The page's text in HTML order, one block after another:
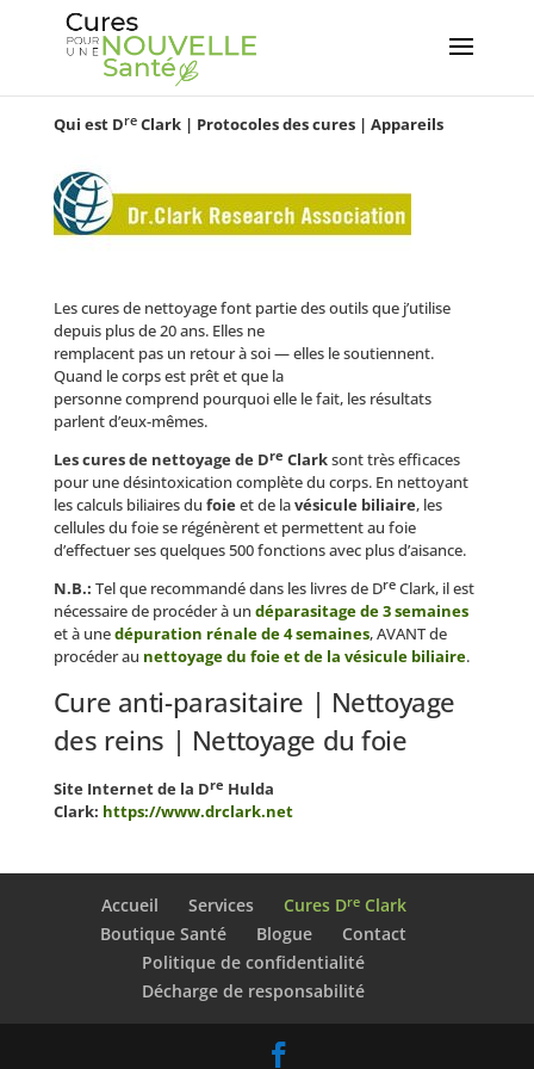
Qui est DreClark| Protocoles des cures| Appareils
Les cures de nettoyage font partie des outils que j’utilise
depuis plus de 20 ans. Elles ne
remplacent pas un retour à soi — elles le soutiennent.
Quand le corps est prêt et que la
personne comprend pourquoi elle le fait, les résultats
parlent d’eux-mêmes.
Les cures de nettoyage de Dre Clarksont très efficaces
pour une désintoxication complète du corps. En nettoyant
les calculs biliaires du foieet de lavésicule biliaire, les
cellules du foie se régénèrent et permettent au foie
d’effectuer ses quelques 500 fonctions avec plus d’aisance.
N.B.: Tel que recommandé dans les livres de DreClark, il est
nécessaire de procéder à un déparasitage de 3 semaines
et à unedépuration rénale de 4 semaines, AVANT de
procéder au nettoyage du foie et de la vésicule biliaire.
Cure anti-parasitaire | Nettoyage
des reins | Nettoyage du foie
Site Internet de la Dre Hulda
Clark: https://www.drclark.net
Accueil Services Cures DreClark
Boutique Santé
Blogue
Contact
Politique de confidentialité
Décharge de responsabilité